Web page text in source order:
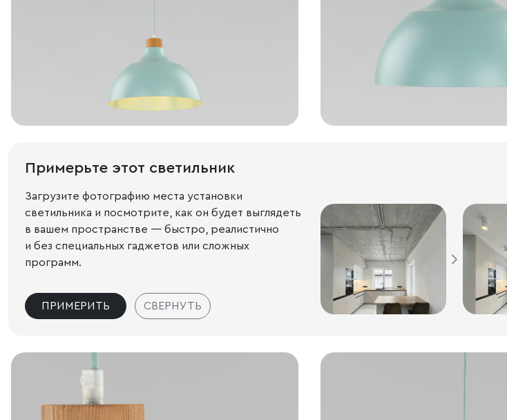
Примерьте этот светильник
Загрузите фотографию места установки
светильника и посмотрите, как он будет выглядеть
в вашем пространстве — быстро, реалистично
и без специальных гаджетов или сложных
программ.
ПРИМЕРИТЬ СВЕРНУТЬ